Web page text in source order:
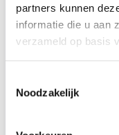
partners kunnen
informatie die u aan
verzameld op basis
Noodzakelijk